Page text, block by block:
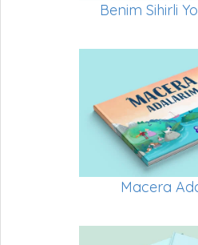
Benim Sihirli
Macera